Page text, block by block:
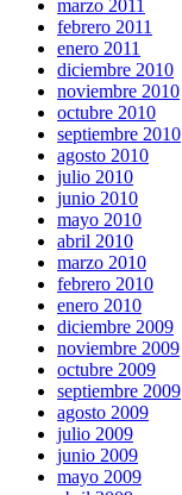
marzo 2011
febrero 2011
enero 2011
diciembre 2010
noviembre 2010
octubre 2010
septiembre 2010
agosto 2010
julio 2010
junio 2010
mayo 2010
abril 2010
marzo 2010
febrero 2010
enero 2010
diciembre 2009
noviembre 2009
octubre 2009
septiembre 2009
agosto 2009
julio 2009
junio 2009
mayo 2009